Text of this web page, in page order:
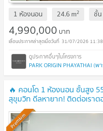
1 ห้องนอน 24.6m2 ชั้น
4,990,000 บาท
31/07/2026
PARK ORIGIN PHAYATHAI (
🔥 คอนโด 1 ห้องนอน ชั้นสูง
สุขุมวิท ดีลหายาก! ติดต่อเรา
Premium